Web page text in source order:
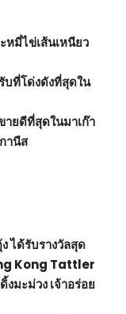
หมี่ไข่เส้นเหนียว
บที่โด่งดังที่สุดใน
ยดีที่สุดในมาเก๊า
านีส
ได้รับรางวัลสุด
Kong Tattler
มะม่วง เจ้าอร่อย